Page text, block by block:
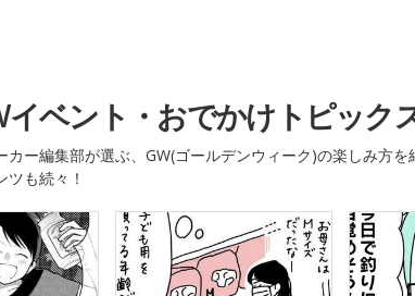
イベント・おでかけトピック
カー編集部が選ぶ、GW(ゴールデンウィーク)の楽しみ方を
ツも続々！